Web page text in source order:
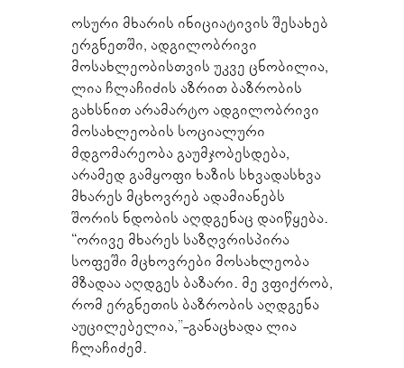
ოსური მხარის ინიციატივის შესახებ
ერგნეთში, ადგილობრივი
მოსახლეობისთვის უკვე ცნობილია,
ლია ჩლაჩიძის აზრით ბაზრობის
გახსნით არამარტო ადგილობრივი
მოსახლეობის სოციალური
მდგომარეობა გაუმჯობესდება,
არამედ გამყოფი ხაზის სხვადასხვა
მხარეს მცხოვრებ ადამიანებს
შორის ნდობის აღდგენაც დაიწყება.
“ორივე მხარეს საზღვრისპირა
სოფეში მცხოვრები მოსახლეობა
მზადაა აღდგეს ბაზარი. მე ვფიქრობ,
რომ ერგნეთის ბაზრობის აღდგენა
აუცილებელია,”-განაცხადა ლია
ჩლაჩიძემ.